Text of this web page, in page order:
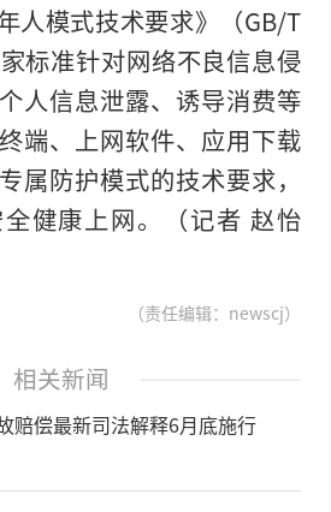
人模式技术要求》（GB/T
标准针对网络不良信息侵
人信息泄露、诱导消费等
端、上网软件、应用下载
属防护模式的技术要求，
健康上网。（记者 赵怡
（责任编辑：newscj）
相关新闻
赔偿最新司法解释6月底施行